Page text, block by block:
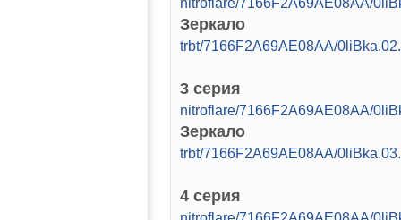
Зеркало
trbt/7166F2A69AE08AA/
3 серия
nitroflare/7166F2A69AE08AA/
Зеркало
trbt/7166F2A69AE08AA/
4 серия